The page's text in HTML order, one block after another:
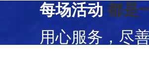
每场活动 都是
用心服务，尽